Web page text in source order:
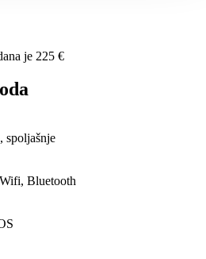
je 225 €
spoljašnje
Bluetooth